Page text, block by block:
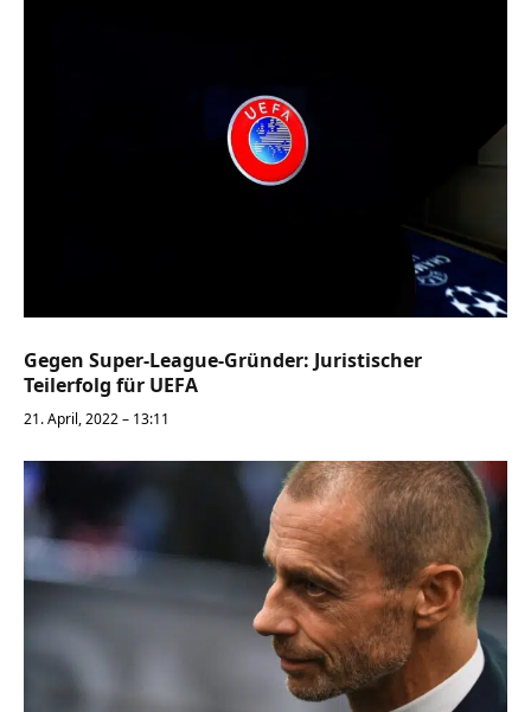
Gegen Super-League-Gründer: Juristischer
Teilerfolg für UEFA
21. April, 2022 – 13:11